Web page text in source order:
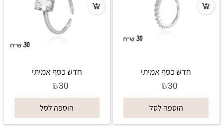
חדש כסף אמיתי
₪30
הוספה לסל
חדש כסף אמיתי
₪30
הוספה לסל